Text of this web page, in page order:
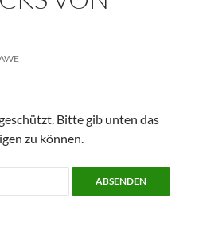
Bitte gib unten das
zu können.